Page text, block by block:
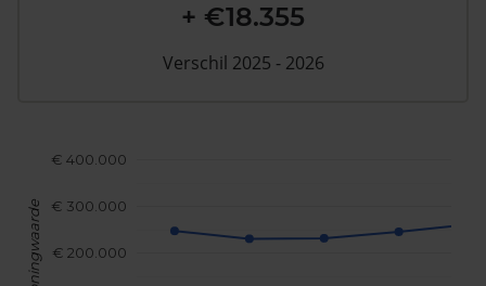
€ 200.000
€ 300.000
€ 400.000
Woningwaarde
+ €18.355
Verschil 2025 - 2026